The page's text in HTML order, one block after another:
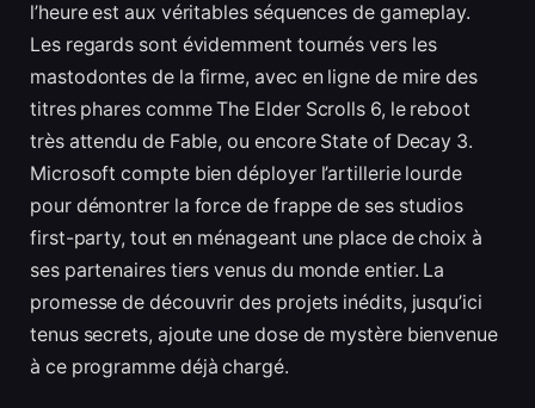
l’heure est aux véritables séquences de gameplay.
Les regards sont évidemment tournés vers les
mastodontes de la firme, avec en ligne de mire des
titres phares comme The Elder Scrolls 6, le reboot
très attendu de Fable, ou encore State of Decay 3.
Microsoft compte bien déployer l’artillerie lourde
pour démontrer la force de frappe de ses studios
first-party, tout en ménageant une place de choix à
ses partenaires tiers venus du monde entier. La
promesse de découvrir des projets inédits, jusqu’ici
tenus secrets, ajoute une dose de mystère bienvenue
à ce programme déjà chargé.